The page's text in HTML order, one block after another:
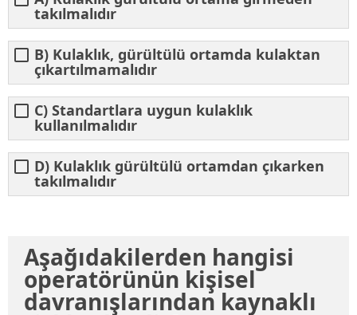
takılmalıdır
B) Kulaklık, gürültülü ortamda kulaktan
çıkartılmamalıdır
C) Standartlara uygun kulaklık
kullanılmalıdır
D) Kulaklık gürültülü ortamdan çıkarken
takılmalıdır
Aşağıdakilerden hangisi
operatörünün kişisel
davranışlarından kaynaklı